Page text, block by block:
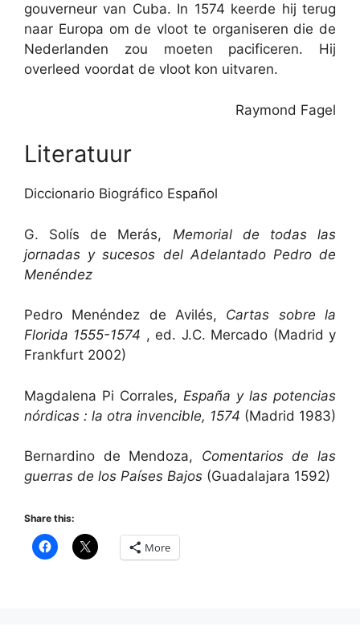
gouverneur van Cuba. In 1574 keerde hij terug
naar Europa om de vloot te organiseren die de
Nederlanden zou moeten pacificeren. Hij
overleed voordat de vloot kon uitvaren.
Raymond Fagel
Literatuur
Diccionario Biográfico Español
G. Solís de Merás, Memorial de todas las
jornadas y sucesos del Adelantado Pedro de
Menéndez
Pedro Menéndez de Avilés, Cartas sobre la
Florida 1555-1574 , ed. J.C. Mercado (Madrid y
Frankfurt 2002)
Magdalena Pi Corrales, España y las potencias
nórdicas : la otra invencible, 1574 (Madrid 1983)
Bernardino de Mendoza, Comentarios de las
guerras de los Países Bajos (Guadalajara 1592)
Share this:
More